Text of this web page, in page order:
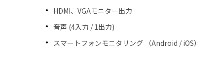
HDMI、VGAモニター出力
音声 (4入力 / 1出力)
スマートフォンモニタリング （Android / iOS）